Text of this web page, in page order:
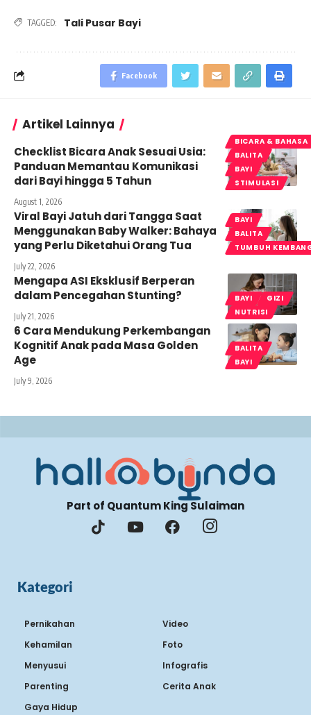
TAGGED: Tali Pusar Bayi
Facebook
Artikel Lainnya
BICARA & BAHASA
BALITA
BAYI
STIMULASI
Checklist Bicara Anak Sesuai Usia:
Panduan Memantau Komunikasi
dari Bayi hingga 5 Tahun
August 1, 2026
BAYI
BALITA
TUMBUH
Viral Bayi Jatuh dari Tangga Saat
Menggunakan Baby Walker: Bahaya
yang Perlu Diketahui Orang Tua
July 22, 2026
BAYI
GIZI
NUTRISI
Mengapa ASI Eksklusif Berperan
dalam Pencegahan Stunting?
July 21, 2026
BALITA
BAYI
6 Cara Mendukung Perkembangan
Kognitif Anak pada Masa Golden
Age
July 9, 2026
Part of Quantum King Sulaiman
Kategori
Pernikahan
Kehamilan
Menyusui
Parenting
Gaya Hidup
Video
Foto
Infografis
Cerita Anak